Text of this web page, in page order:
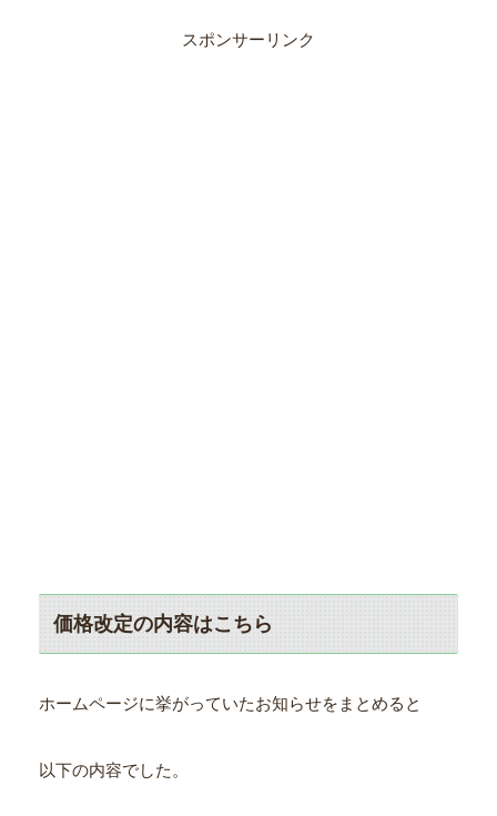
スポンサーリンク
価格改定の内容はこちら
ホームページに挙がっていたお知らせをまとめると
以下の内容でした。